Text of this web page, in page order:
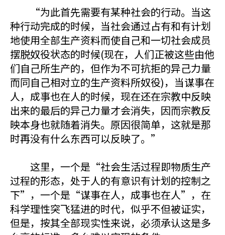
“为此首先需要有某种社会的行动。当这
种行动完成的时候，当社会通过占有和有计划
地使用全部生产资料而使自己和一切社会成员
摆脱奴役状态的时候(现在，人们正被这些由他
们自己所生产的，但作为不可抗拒的异己力量
而同自己相对立的生产资料所奴役)，当谋事在
人，成事也在人的时候，现在还在宗教中反映
出来的最后的异己力量才会消失，因而宗教反
映本身也就随着消失。原因很简单，这就是那
时再没有什么东西可以反映了。”
这里，一个是“社会生活过程即物质生产
过程的形态，处于人的有意识有计划的控制之
下”，一个是“谋事在人，成事也在人”，在
科学理性突飞猛进的时代，似乎不但被证实，
但是，按其全部现实性来说，必须承认这是多